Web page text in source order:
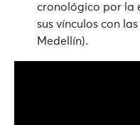
cronológico por la
sus vínculos con
Medellín).